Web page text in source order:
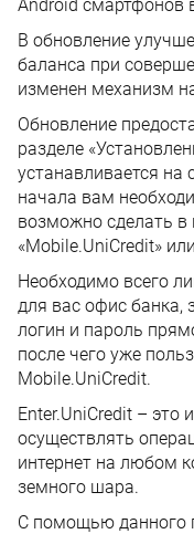
Android смартфонов
В обновление
баланса при
изменен механизм
Обновление
разделе
устанавливается на
начала вам
возможно сделать
«Mobile.UniCredit»
Необходимо всего
для вас офис банка,
логин и пароль
после чего уже
Mobile.UniCredit.
Enter.UniCredit – это
осуществлять
интернет на любом
земного шара.
С помощью данного